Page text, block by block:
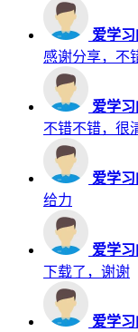
爱学
感谢分享，不
爱学
不错不错，很
爱学
给力
爱学
下载了，谢谢
爱学